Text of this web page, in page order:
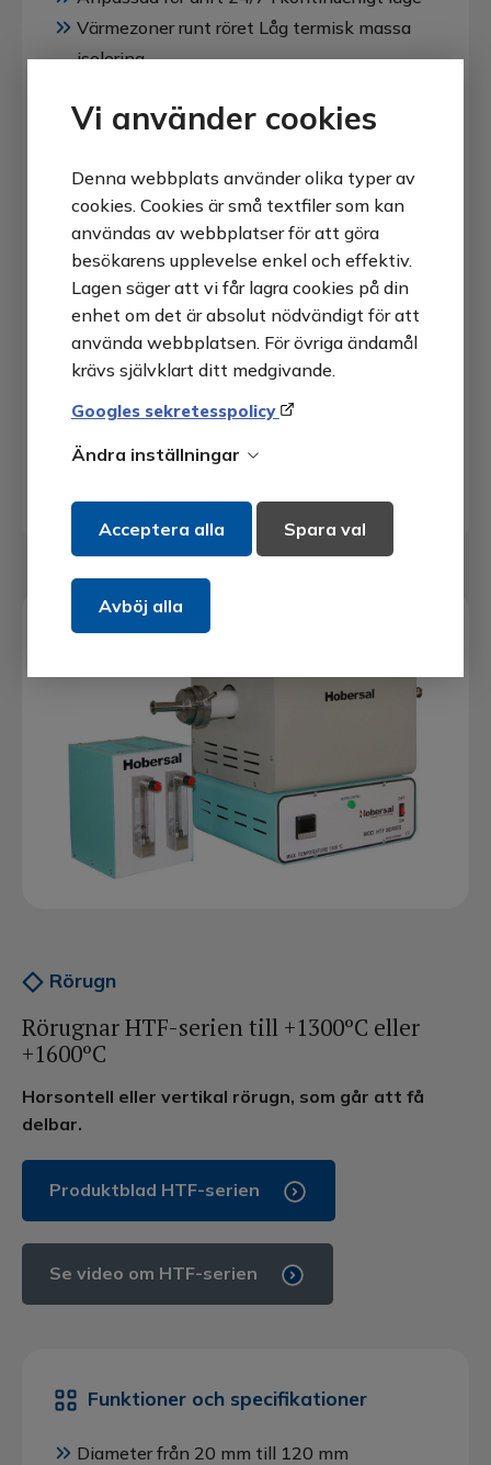
Vi använder cookies
Denna webbplats använder olika typer av
cookies. Cookies är små textfiler som kan
användas av webbplatser för att göra
besökarens upplevelse enkel och effektiv.
Lagen säger att vi får lagra cookies på din
enhet om det är absolut nödvändigt för att
använda webbplatsen. För övriga ändamål
krävs självklart ditt medgivande.
Googles sekretesspolicy
Ändra inställningar
Acceptera alla Spara val
Avböj alla
Värmezoner runt röret Låg termisk massa
isolering
tegelstenar och keramiska fibrer
Ytterhölje i målad plåt (inox som tillval)
Termoelement typ K, S eller B Kompakt och
lätt ugn
Enkelt att byta ut alla reservdelar av
slutanvändaren
Läs mer om TR-serien på Hobersals
hemsida:
Produktsida TR-serien
Rörugn
Rörugnar HTF-serien till +1300ºC eller
+1600ºC
Horsontell eller vertikal rörugn, som går att få
delbar.
Produktblad HTF-serien
Se video om HTF-serien
Funktioner och specifikationer
Diameter från 20 mm till 120 mm